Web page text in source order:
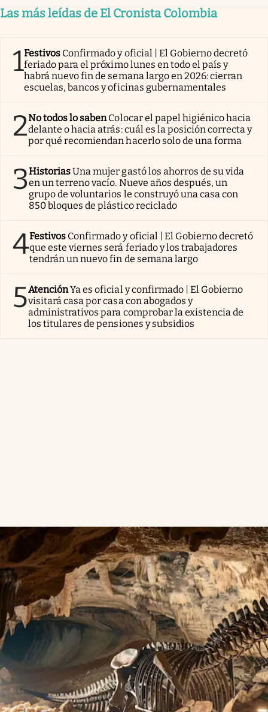
Las más leídas de El Cronista Colombia
1Festivos Confirmado y oficial | El Gobierno decretó
feriado para el próximo lunes en todo el país y
habrá nuevo fin de semana largo en 2026: cierran
escuelas, bancos y oficinas gubernamentales
2No todos lo sabenColocar el papel higiénico hacia
delante o hacia atrás: cuál es la posición correcta y
por qué recomiendan hacerlo solo de una forma
3HistoriasUna mujer gastó los ahorros de su vida
en un terreno vacío. Nueve años después, un
grupo de voluntarios le construyó una casa con
850 bloques de plástico reciclado
4Festivos Confirmado y oficial | El Gobierno decretó
que este viernes será feriado y los trabajadores
tendrán un nuevo fin de semana largo
5AtenciónYa es oficial y confirmado | El Gobierno
visitará casa por casa con abogados y
administrativos para comprobar la existencia de
los titulares de pensiones y subsidios